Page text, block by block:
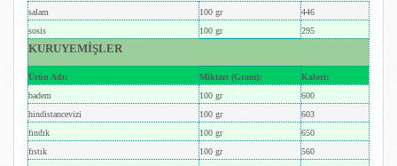
salam
100 gr
446
sosis
100 gr 295
KURUYEMİŞLER
Ürün Adı: Miktarı (Gram):
Kalori:
badem
100 gr
600
hindistancevizi
100 gr
603
fındık
100 gr
650
fıstık
100 gr
560